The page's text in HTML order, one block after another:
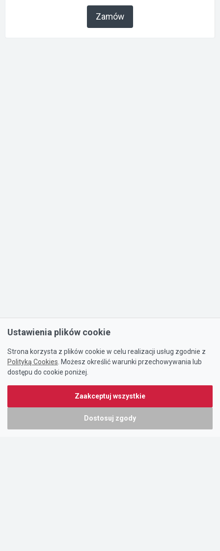
Zamów
Ustawienia plików cookie
Strona korzysta z plików cookie w celu realizacji usług zgodnie z
Polityką Cookies . Możesz określić warunki przechowywania lub
dostępu do cookie poniżej.
Zaakceptuj wszystkie
Dostosuj zgody